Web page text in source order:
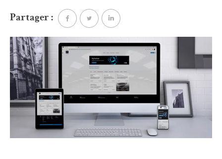
Partager :